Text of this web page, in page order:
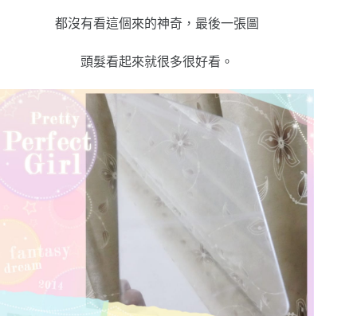
都沒有看這個來的神奇，最後一張圖
頭髮看起來就很多很好看。